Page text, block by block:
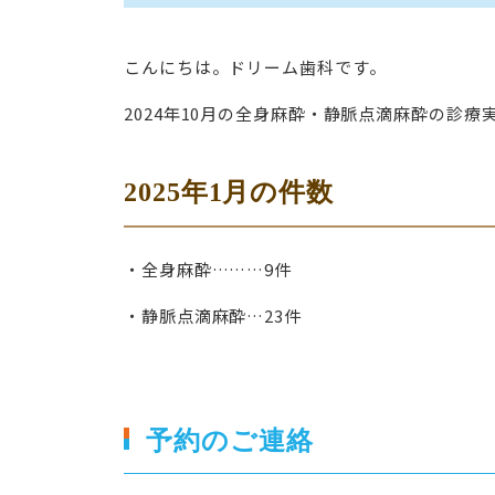
こんにちは。ドリーム歯科です。
2024年10月の全身麻酔・静脈点滴麻酔の診療
2025年1月の件数
・全身麻酔………9件
・静脈点滴麻酔…23件
予約のご連絡